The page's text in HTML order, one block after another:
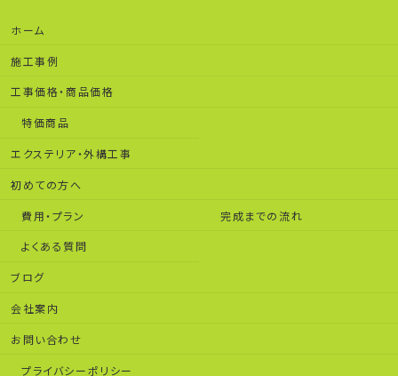
ホーム
施工事例
工事価格・商品価格
特価商品
エクステリア・外構工事
初めての方へ
費用・プラン 完成までの流れ
よくある質問
ブログ
会社案内
お問い合わせ
プライバシーポリシー